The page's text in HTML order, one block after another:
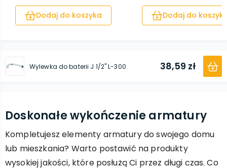
Dodaj do koszyka
Dodaj do
Wylewka do baterii J 1/2'' L-300 38,59 zł
Doskonałe wykończenie armatury
Kompletujesz elementy armatury do swojego domu
lub mieszkania? Warto postawić na produkty
wysokiej jakości, które posłużą Ci przez długi czas. Co